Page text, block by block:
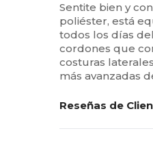
Sentite bien y
poliéster, está
todos los días
cordones que
costuras
más avanzadas
Reseñas de